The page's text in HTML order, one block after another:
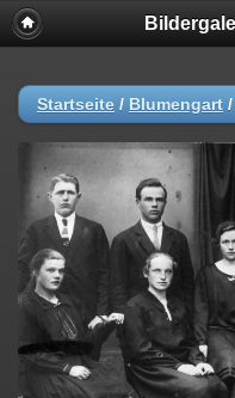
Startseite / Blumengart /